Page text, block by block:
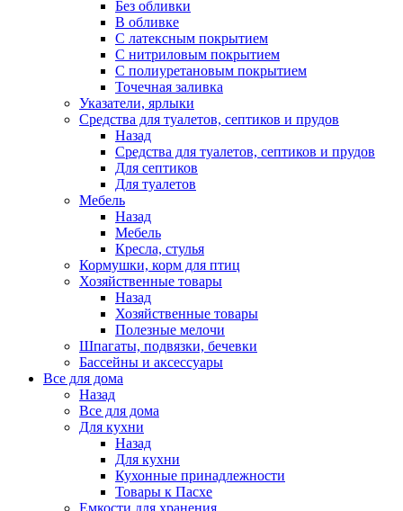
Без обливки
В обливке
С латексным покрытием
С нитриловым покрытием
С полиуретановым покрытием
Точечная заливка
Указатели, ярлыки
Средства для туалетов, септиков и прудов
Назад
Средства для туалетов, септиков и прудов
Для септиков
Для туалетов
Мебель
Назад
Мебель
Кресла, стулья
Кормушки, корм для птиц
Хозяйственные товары
Назад
Хозяйственные товары
Полезные мелочи
Шпагаты, подвязки, бечевки
Бассейны и аксессуары
Все для дома
Назад
Все для дома
Для кухни
Назад
Для кухни
Кухонные принадлежности
Товары к Пасхе
Емкости для хранения